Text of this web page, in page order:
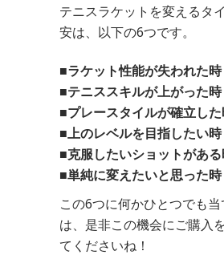
テニスラケットを変えるタ
安は、以下の6つです。
■ラケット性能が失われた時
■テニススキルが上がった時
■プレースタイルが確立し
■上のレベルを目指したい時
■克服したいショットがあ
■単純に変えたいと思った時
この6つに何かひとつでも
は、是非この機会にご購入
てくださいね！